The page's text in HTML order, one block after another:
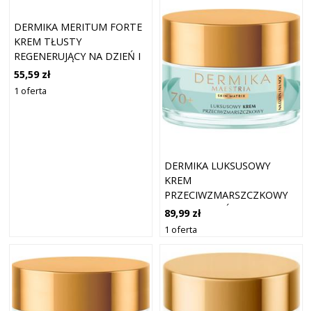
DERMIKA MERITUM FORTE
KREM TŁUSTY
REGENERUJĄCY NA DZIEŃ I
NOC KREMY
PRZECIWZMARSZCZKOWE
55,59 zł
1 oferta
DERMIKA LUKSUSOWY
KREM
PRZECIWZMARSZCZKOWY
70+ NA DZIEŃ I NA NOC
89,99 zł
1 oferta